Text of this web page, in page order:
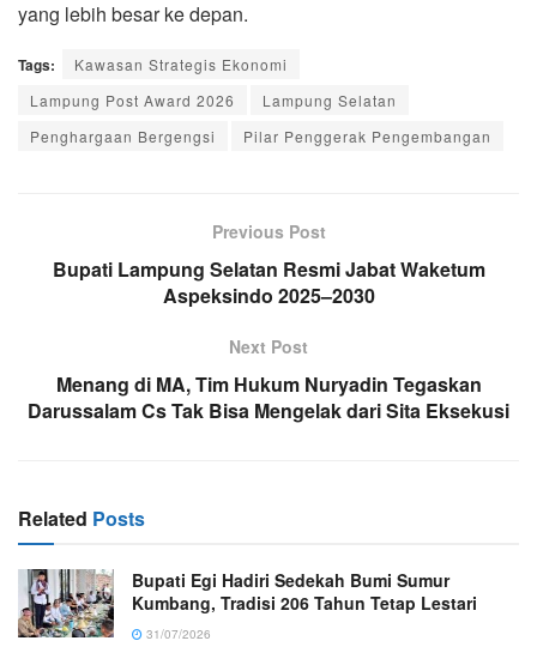
yang lebih besar ke depan.
Tags:
Kawasan Strategis Ekonomi
Lampung Post Award 2026
Lampung Selatan
Penghargaan Bergengsi
Pilar Penggerak Pengembangan
Previous Post
Bupati Lampung Selatan Resmi Jabat Waketum
Aspeksindo 2025–2030
Next Post
Menang di MA, Tim Hukum Nuryadin Tegaskan
Darussalam Cs Tak Bisa Mengelak dari Sita Eksekusi
Related Posts
Bupati Egi Hadiri Sedekah Bumi Sumur
Kumbang, Tradisi 206 Tahun Tetap Lestari
31/07/2026